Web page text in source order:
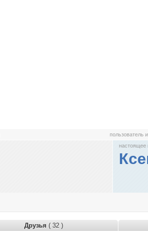
пользователь
настоящее
Друзья ( 32 )